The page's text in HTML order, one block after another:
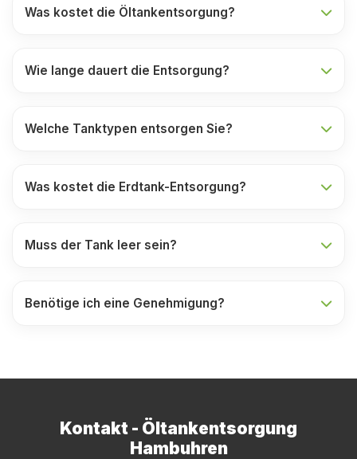
Was kostet die Öltankentsorgung?
Wie lange dauert die Entsorgung?
Welche Tanktypen entsorgen Sie?
Was kostet die Erdtank-Entsorgung?
Muss der Tank leer sein?
Benötige ich eine Genehmigung?
Kontakt - Öltankentsorgung
Hambuhren